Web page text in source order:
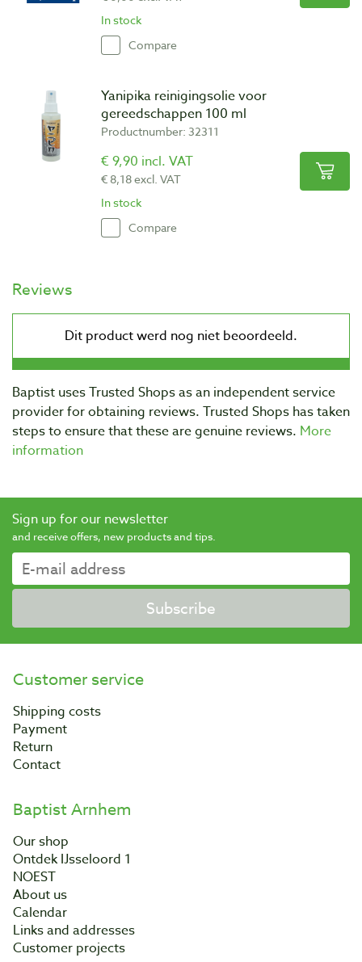
In stock
Compare
Yanipika reinigingsolie voor
gereedschappen 100 ml
Productnumber: 32311
€ 9,90 incl. VAT
€ 8,18 excl. VAT
In stock
Compare
Reviews
Baptist uses Trusted Shops as an independent service
provider for obtaining reviews. Trusted Shops has taken
steps to ensure that these are genuine reviews. More
information
Sign up for our newsletter
and receive offers, new products and tips.
Subscribe
Customer service
Shipping costs
Payment
Return
Contact
Baptist Arnhem
Our shop
Ontdek IJsseloord 1
NOEST
About us
Calendar
Links and addresses
Customer projects